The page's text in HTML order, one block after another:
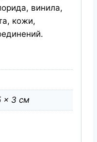
винила,
кожи,
× 3 см